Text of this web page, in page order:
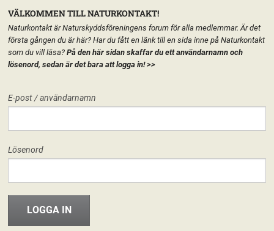
FORUM
INFO & MATERIAL
HEM FÖRENINGEN NATURSKYDDSFÖRENINGEN I KRONOBERG
Missa inte inspirationsdygnet –
förlängd anmälan!
VÄLKOMMEN TILL NATURKONTAKT!
Naturkontakt är Naturskyddsföreningens forum för alla medlemmar. Är det
första gången du är här? Har du fått en länk till en sida inne på Naturkontakt
som du vill läsa? På den här sidan skaffar du ett användarnamn och
lösenord, sedan är det bara att logga in!>>
E-post / användarnamn
Lösenord